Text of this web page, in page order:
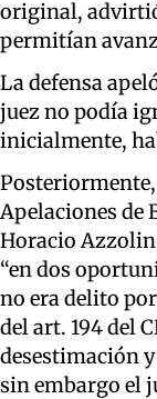
original,
permitían
La defensa
juez no podía
inicialmente,
Posteriormente,
Apelaciones de
Horacio Azzolin
“en dos
no era delito
del art. 194 del
desestimación
sin embargo el